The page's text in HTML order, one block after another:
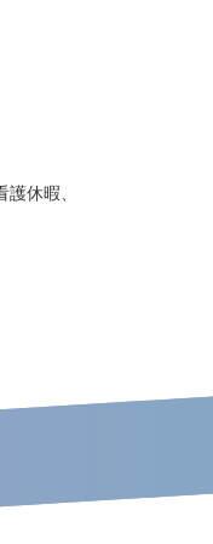
休暇、